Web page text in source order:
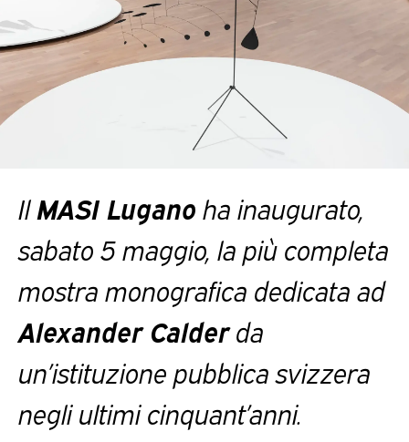
IlMASI Luganoha inaugurato,
sabato 5 maggio, la più completa
mostra monografica dedicata ad
Alexander Calderda
un’istituzione pubblica svizzera
negli ultimi cinquant’anni.